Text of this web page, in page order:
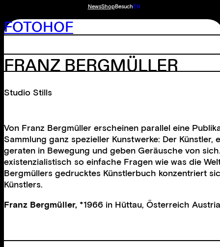
NewsShopBesuchEN
FOTOHOF
FRANZ BERGMÜLLER
Studio Stills
Von Franz Bergmüller erscheinen parallel eine
Sammlung ganz spezieller Kunstwerke: Der
geraten in Bewegung und geben Geräusche von
existenzialistisch so einfache Fragen wie was die
Bergmüllers gedrucktes Künstlerbuch konzentriert
Künstlers.
Franz Bergmüller, *1966 in Hüttau, Österreich